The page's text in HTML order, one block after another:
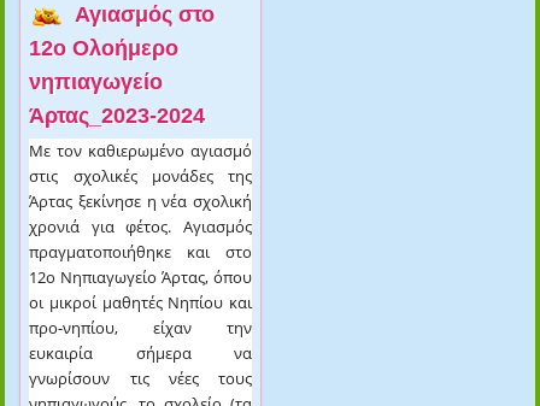
Αγιασμός στο
12ο Ολοήμερο
νηπιαγωγείο
Άρτας_2023-2024
Με τον καθιερωμένο αγιασμό
στις σχολικές μονάδες της
Άρτας ξεκίνησε η νέα σχολική
χρονιά για φέτος. Αγιασμός
πραγματοποιήθηκε και στο
12ο Νηπιαγωγείο Άρτας, όπου
οι μικροί μαθητές Νηπίου και
προ-νηπίου, είχαν την
ευκαιρία σήμερα να
γνωρίσουν τις νέες τους